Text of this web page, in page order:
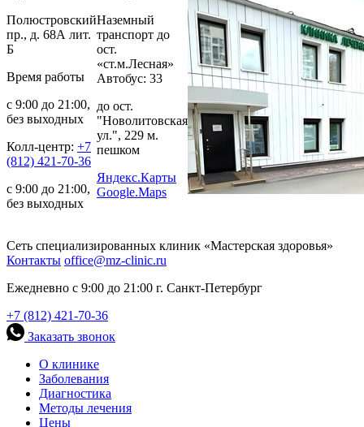
Полюстровский
пр., д. 68А лит.
Б
Время работы
с 9:00 до 21:00,
без выходных
Колл-центр: +7
(812) 421-70-36
с 9:00 до 21:00,
без выходных
Наземный
транспорт до
ост.
«ст.м.Лесная»
Автобус: 33
до ост.
"Новолитовская
ул.", 229 м.
пешком
Яндекс.Карты
Google.Maps
Сеть специализированных клиник «Мастерская здоровья»
Контакты office@mz-clinic.ru
Ежедневно с 9:00 до 21:00 г. Санкт-Петербург
+7 (812) 421-70-36
Заказать звонок
О клинике
Заболевания
Диагностика
Методы лечения
Цены